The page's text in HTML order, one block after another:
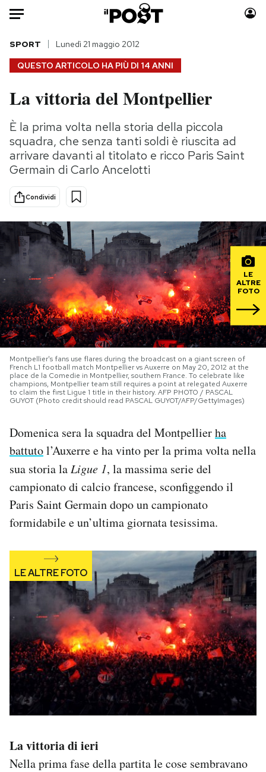
Auto
HOME
Italia
Politica
Tecnologia
Internet
Scienza
Cultura
Economia
Sport
Moda
Consumismi
Storie/Idee
Altrecose
Mondiali calcio 2026
PODCAST
NEWSLETTER
I MIEI PREFERITI
SHOP
CALENDARIO
AREA PERSONALE
Area Personale
Newsletter
Regala il Post
Hai bisogno di aiuto?
QUESTO ARTICOLO HA PIÙ DI 14 ANNI
SPORT Lunedì 21 maggio 2012
La vittoria del Montpellier
È la prima volta nella storia della piccola
squadra, che senza tanti soldi è riuscita ad
arrivare davanti al titolato e ricco Paris Saint
Germain di Carlo Ancelotti
Condividi
LE
ALTRE
FOTO
Montpellier's fans use flares during the broadcast on a giant screen of
French L1 football match Montpellier vs Auxerre on May 20, 2012 at the
place de la Comedie in Montpellier, southern France. To celebrate like
champions, Montpellier team still requires a point at relegated Auxerre
to claim the first Ligue 1 title in their history. AFP PHOTO / PASCAL
GUYOT (Photo credit should read PASCAL GUYOT/AFP/GettyImages)
Domenica sera la squadra del Montpellierha
battutol’Auxerre e ha vinto per la prima volta nella
sua storia la Ligue 1, la massima serie del
campionato di calcio francese, sconfiggendo il
Paris Saint Germain dopo un campionato
formidabile e un’ultima giornata tesissima.
La vittoria di ieri
Nella prima fase della partita le cose sembravano